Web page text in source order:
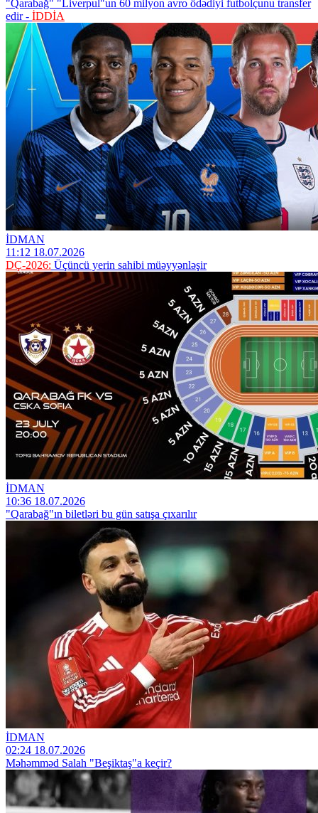
"Qarabağ" "Liverpul"un 60 milyon avro ödədiyi futbolçunu transfer
edir - İDDİA
İDMAN
11:12 18.07.2026
DÇ-2026: Üçüncü yerin sahibi müəyyənləşir
İDMAN
10:36 18.07.2026
"Qarabağ"ın biletləri bu gün satışa çıxarılır
İDMAN
02:24 18.07.2026
Məhəmməd Salah "Beşiktaş"a keçir?